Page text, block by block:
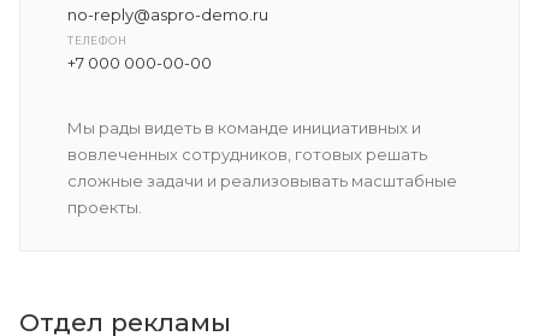
no-reply@aspro-demo.ru
ТЕЛЕФОН
+7 000 000-00-00
Мы рады видеть в команде инициативных и
вовлеченных сотрудников, готовых решать
сложные задачи и реализовывать масштабные
проекты.
Отдел рекламы